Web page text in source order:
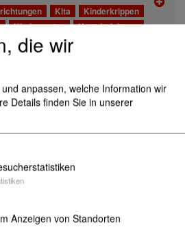
Kita
Kinderkrippen
Kindergarten Horteinrichtung
Kita
Kinderkrippen
Kindergarten Horteinrichtung
Kita
Kindergarten
"Spielhäusel"
02708 Dürr
die wir
anpassen, welche Information wir
Details finden Sie in unserer
Anzeigen von Standorten